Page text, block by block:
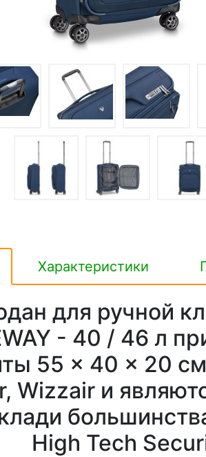
Характеристики
для ручной
- 40 / 46 л
55 × 40 × 20
Wizzair и
High Tech